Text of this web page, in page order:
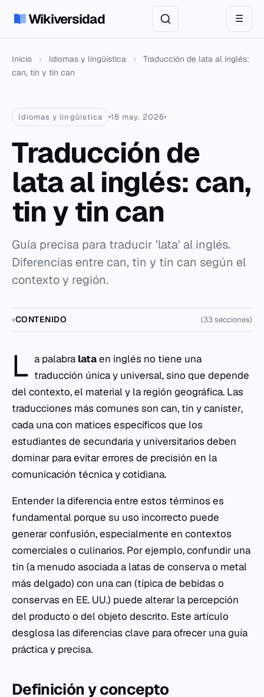
Wikiversidad ☰
Inicio › Idiomas y lingüística ›
Traducción de lata al inglés:
can, tin y tin can
Idiomas y lingüística 18 may. 2026
Traducción de
lata al inglés: can,
tin y tin can
Guía precisa para traducir 'lata' al inglés.
Diferencias entre can, tin y tin can según el
contexto y región.
CONTENIDO (33 secciones)
L a palabra lataen inglés no tiene una
traducción única y universal, sino que depende
del contexto, el material y la región geográfica. Las
traducciones más comunes son can, tin ycanister,
cada una con matices específicos que los
estudiantes de secundaria y universitarios deben
dominar para evitar errores de precisión en la
comunicación técnica y cotidiana.
Entender la diferencia entre estos términos es
fundamental porque su uso incorrecto puede
generar confusión, especialmente en contextos
comerciales o culinarios. Por ejemplo, confundir una
tin (a menudo asociada a latas de conserva o metal
más delgado) con unacan (típica de bebidas o
conservas en EE. UU.) puede alterar la percepción
del producto o del objeto descrito. Este artículo
desglosa las diferencias clave para ofrecer una guía
práctica y precisa.
Definición y concepto